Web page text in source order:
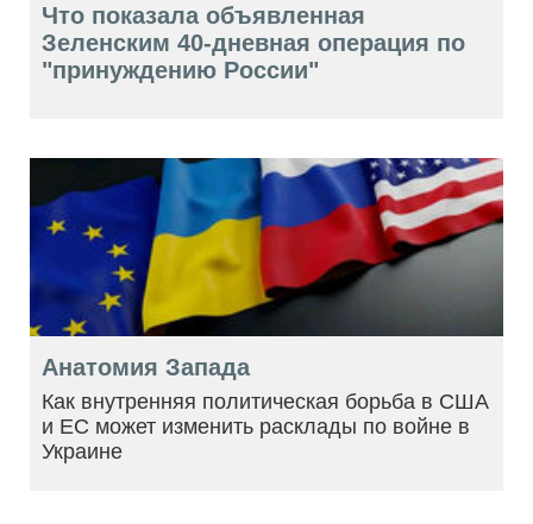
Что показала объявленная
Зеленским 40-дневная операция по
"принуждению России"
Анатомия Запада
Как внутренняя политическая борьба в США
и ЕС может изменить расклады по войне в
Украине